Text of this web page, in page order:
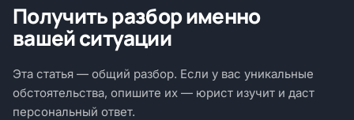
Получить разбор именно
вашей ситуации
Эта статья — общий разбор. Если у вас уникальные
обстоятельства, опишите их — юрист изучит и даст
персональный ответ.